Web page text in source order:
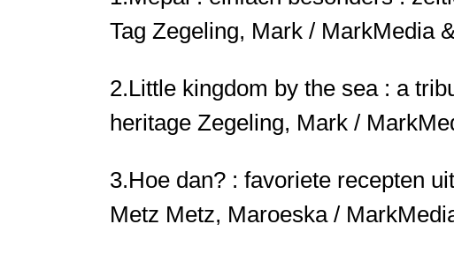
Tag Zegeling, Mark / MarkMedia
2.Little kingdom by the sea : a
heritage Zegeling, Mark /
3.Hoe dan? : favoriete recepten
Metz Metz, Maroeska /